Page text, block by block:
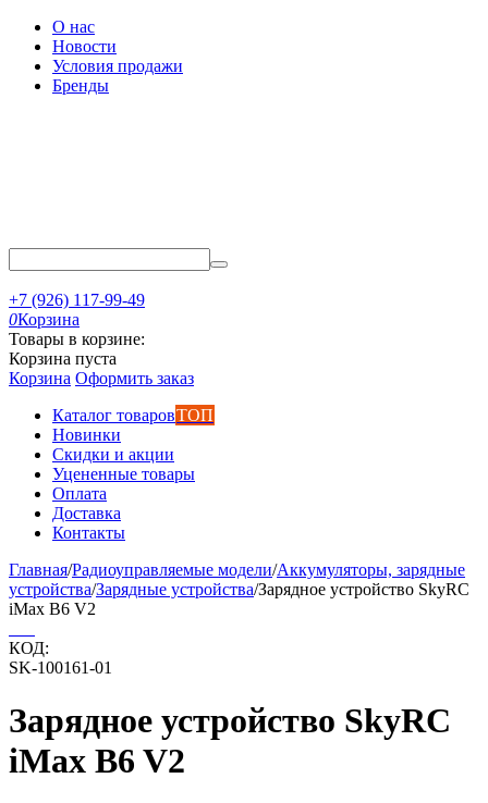
О нас
Новости
Условия продажи
Бренды
+7 (926) 117-99-49
0Корзина
Товары в корзине:
Корзина пуста
Корзина Оформить заказ
Каталог товаровТОП
Новинки
Скидки и акции
Уцененные товары
Оплата
Доставка
Контакты
Главная/Радиоуправляемые модели/Аккумуляторы, зарядные
устройства/Зарядные устройства/Зарядное устройство SkyRC
iMax B6 V2
КОД:
SK-100161-01
Зарядное устройство SkyRC
iMax B6 V2